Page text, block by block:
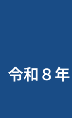
令和８